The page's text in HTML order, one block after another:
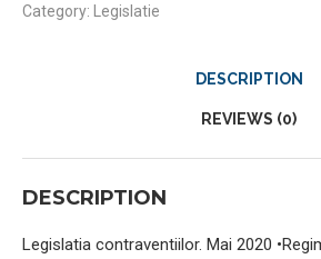
Category:
Legislatie
DESCRIPTION
REVIEWS (0)
DESCRIPTION
Legislatia contraventiilor. Mai 2020